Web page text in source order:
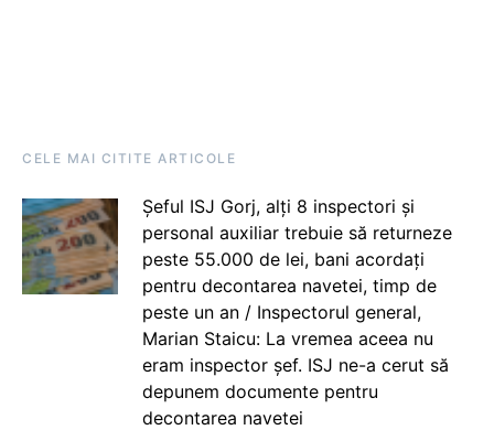
CELE MAI CITITE ARTICOLE
Șeful ISJ Gorj, alți 8 inspectori și
personal auxiliar trebuie să returneze
peste 55.000 de lei, bani acordați
pentru decontarea navetei, timp de
peste un an / Inspectorul general,
Marian Staicu: La vremea aceea nu
eram inspector șef. ISJ ne-a cerut să
depunem documente pentru
decontarea navetei